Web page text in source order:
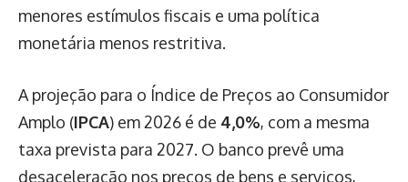
menores estímulos fiscais e uma política
monetária menos restritiva.
A projeção para o Índice de Preços ao Consumidor
Amplo (IPCA) em 2026 é de 4,0%, com a mesma
taxa prevista para 2027. O banco prevê uma
desaceleração nos preços de bens e serviços,